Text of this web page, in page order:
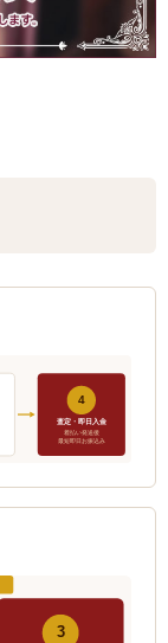
4
査定・即日入金
着払い発送後
最短即日お振込み
3